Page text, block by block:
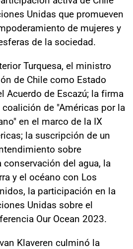
Unidas que promueven
de mujeres y
de la sociedad.
Turquesa, el ministro
de Chile como Estado
Acuerdo de Escazú; la firma
de "Américas por la
en el marco de la IX
la suscripción de un
sobre
del agua, la
y el océano con Los
la participación en la
Unidas sobre el
Our Ocean 2023.
Klaveren culminó la